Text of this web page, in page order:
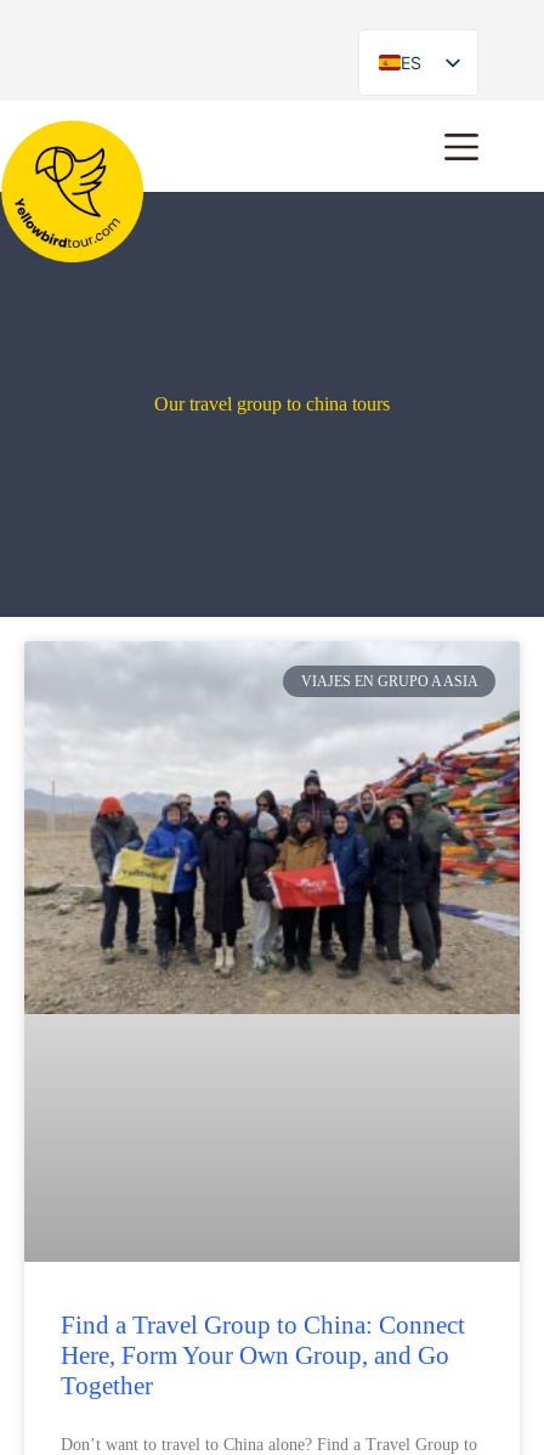
ES
EN
Our travel group to china tours
VIAJES EN GRUPO A ASIA
Find a Travel Group to China: Connect
Here, Form Your Own Group, and Go
Together
Don’t want to travel to China alone? Find a Travel Group to